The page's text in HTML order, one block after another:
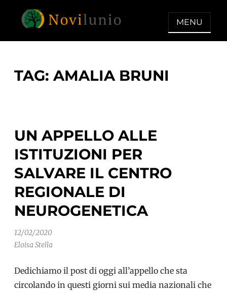
NOVILUNIO
Un aiuto con concreto dopo la
MENU
TAG: AMALIA BRUNI
UN APPELLO ALLE
ISTITUZIONI PER
SALVARE IL CENTRO
REGIONALE DI
NEUROGENETICA
12/02/2020
Eloisa Stella
Dedichiamo il post di oggi all’appello che sta
circolando in questi giorni sui media nazionali che